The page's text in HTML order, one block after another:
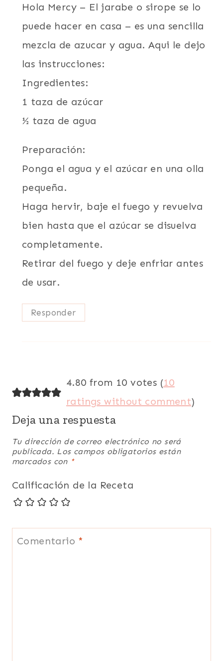
Hola Mercy – El jarabe o sirope se lo
puede hacer en casa – es una sencilla
mezcla de azucar y agua. Aqui le dejo
las instrucciones:
Ingredientes:
1 taza de azúcar
½ taza de agua
Preparación:
Ponga el agua y el azúcar en una olla
pequeña.
Haga hervir, baje el fuego y revuelva
bien hasta que el azúcar se disuelva
completamente.
Retirar del fuego y deje enfriar antes
de usar.
Responder
4.80 from 10 votes (10
ratings without comment)
Deja una respuesta
Tu dirección de correo electrónico no será
publicada. Los campos obligatorios están
marcados con *
Calificación de la Receta
Comentario *